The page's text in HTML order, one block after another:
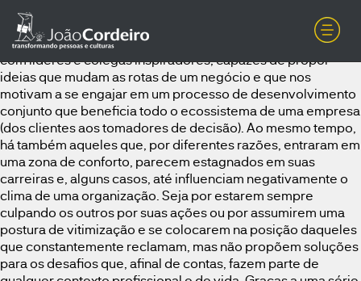
Os perigos da Desculpability para a cultura organizacional e
como implementar a Accountability na sua empresaEm
nossa trajetória de carreira, é comum que nos deparemos
com líderes e colegas inspiradores, capazes de propor
ideias que mudam as rotas de um negócio e que nos
motivam a se engajar em um processo de desenvolvimento
conjunto que beneficia todo o ecossistema de uma empresa
(dos clientes aos tomadores de decisão). Ao mesmo tempo,
há também aqueles que, por diferentes razões, entraram em
uma zona de conforto, parecem estagnados em suas
carreiras e, alguns casos, até influenciam negativamente o
clima de uma organização. Seja por estarem sempre
culpando os outros por suas ações ou por assumirem uma
postura de vitimização e se colocarem na posição daqueles
que constantemente reclamam, mas não propõem soluções
para os desafios que, afinal de contas, fazem parte de